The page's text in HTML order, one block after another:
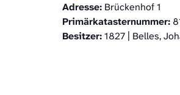
Adresse: Brückenhof 1
Primärkatasternummer:
Besitzer:1827 | Belles,